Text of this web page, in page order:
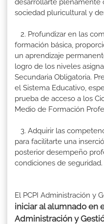
desarrollarte plenamente
sociedad pluricultural y
2. Profundizar en las
formación básica,
un aprendizaje
logro de los niveles
Secundaria Obligatoria.
el Sistema Educativo,
prueba de acceso a los
Medio de Formación
3. Adquirir las
para facilitarte una
posterior desempeño
condiciones de seguridad.
El PCPI Administración y
iniciar al alumnado en
Administración y